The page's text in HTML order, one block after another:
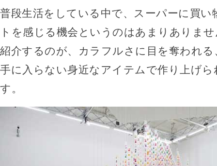
普段生活をしている中で、スーパーに買い
トを感じる機会というのはあまりありま
紹介するのが、カラフルさに目を奪われ
手に入らない身近なアイテムで作り上げ
す。